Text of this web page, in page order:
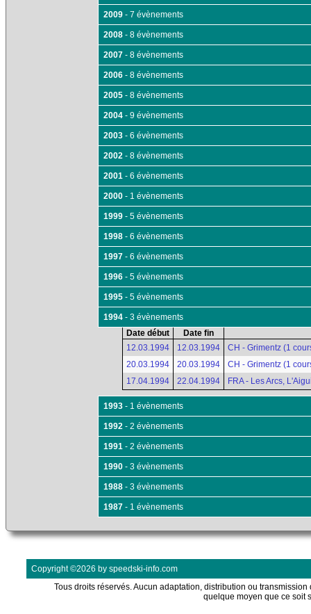
2009 - 7 évènements
2008 - 8 évènements
2007 - 8 évènements
2006 - 8 évènements
2005 - 8 évènements
2004 - 9 évènements
2003 - 6 évènements
2002 - 8 évènements
2001 - 6 évènements
2000 - 1 évènements
1999 - 5 évènements
1998 - 6 évènements
1997 - 6 évènements
1996 - 5 évènements
1995 - 5 évènements
1994 - 3 évènements
Date début
Date fin
12.03.1994
12.03.1994
CH - Grimentz (1
20.03.1994
20.03.1994
CH - Grimentz (1
17.04.1994
22.04.1994 FRA - Les Arcs,
1993 - 1 évènements
1992 - 2 évènements
1991 - 2 évènements
1990 - 3 évènements
1988 - 3 évènements
1987 - 1 évènements
Copyright ©2026 by speedski-info.com
Tous droits réservés. Aucun adaptation, distribution ou
quelque moyen que ce soit